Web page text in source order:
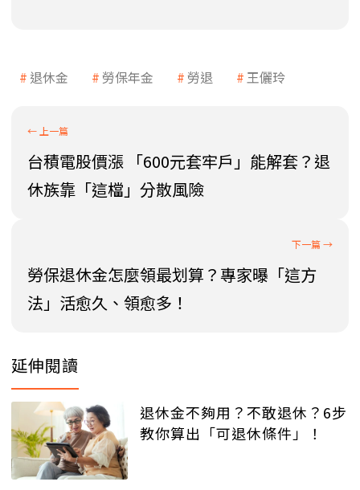
退休金 勞保年金 勞退 王儷玲
台積電股價漲 「600元套牢戶」能解套？退
休族靠「這檔」分散風險
勞保退休金怎麼領最划算？專家曝「這方
法」活愈久、領愈多！
延伸閱讀
退休金不夠用？不敢退休？6步
教你算出「可退休條件」！